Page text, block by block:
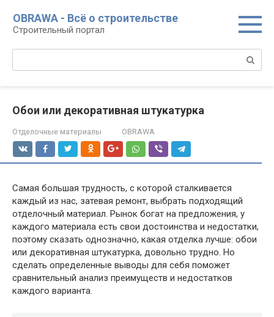
контенту
OBRAWA - Всё о строительстве
Строительный портал
Обои или декоративная штукатурка
Отделочные материалы OBRAWA
Самая большая трудность, с которой сталкивается
каждый из нас, затевая ремонт, выбрать подходящий
отделочный материал. Рынок богат на предложения, у
каждого материала есть свои достоинства и недостатки,
поэтому сказать однозначно, какая отделка лучше: обои
или декоративная штукатурка, довольно трудно. Но
сделать определенные выводы для себя поможет
сравнительный анализ преимуществ и недостатков
каждого варианта.